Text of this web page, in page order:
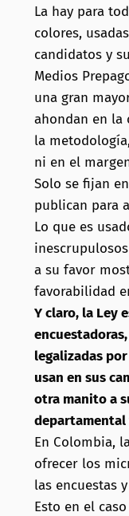
La hay para
colores,
candidatos y
Medios
una gran
ahondan en la
la
ni en el
Solo se fijan
publican para
Lo que es
a su favor
favorabilidad
Y claro, la Ley
legalizadas
usan en sus
otra manito a
departamental
En Colombia,
ofrecer los
las encuestas
Esto en el